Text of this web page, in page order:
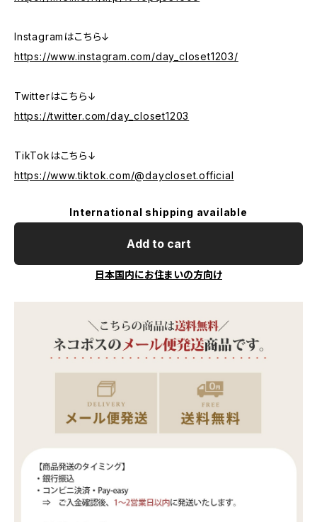
Instagramはこちら↓
https://www.instagram.com/day_closet1203/
Twitterはこちら↓
https://twitter.com/day_closet1203
TikTokはこちら↓
https://www.tiktok.com/@daycloset.official
International shipping available
Add to cart
日本国内にお住まいの方向け